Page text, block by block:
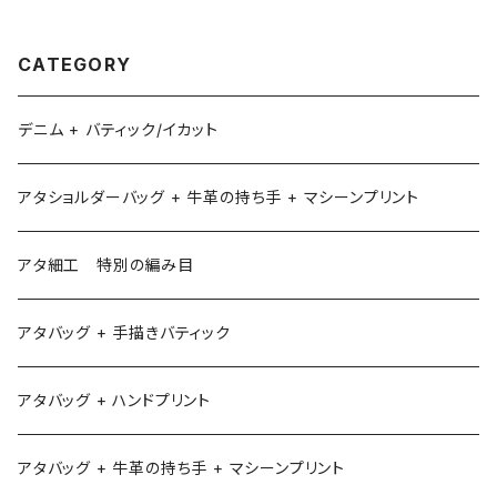
CATEGORY
デニム + バティック/イカット
アタショルダーバッグ + 牛革の持ち手 + マシーンプリント
アタ細工 特別の編み目
アタバッグ + 手描きバティック
アタバッグ + ハンドプリント
アタバッグ + 牛革の持ち手 + マシーンプリント